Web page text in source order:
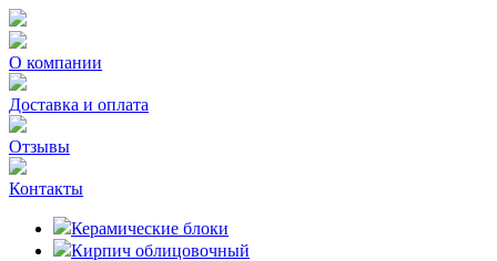
О компании
Доставка и оплата
Отзывы
Контакты
Керамические блоки
Кирпич облицовочный